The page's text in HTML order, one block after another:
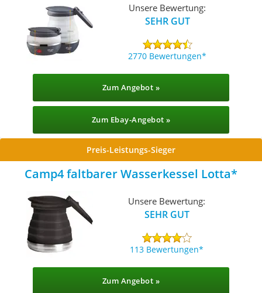
Unsere Bewertung:
SEHR GUT
2770 Bewertungen
Zum Angebot »
Zum Ebay-Angebot »
Preis-Leistungs-Sieger
Camp4 faltbarer Wasserkessel Lotta
Unsere Bewertung:
SEHR GUT
113 Bewertungen
Zum Angebot »